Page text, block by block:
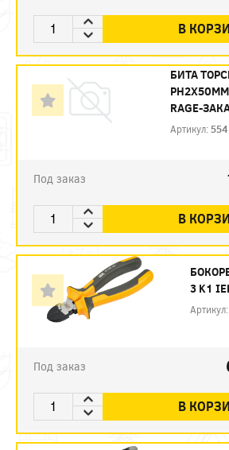
В
БИТА
RAGE-
Артикул:
Под заказ
В
3 K1
Артикул:
Под заказ
В